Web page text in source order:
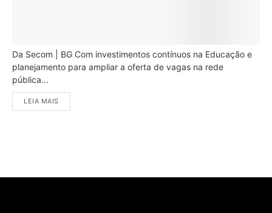
Da Secom | BG Com investimentos contínuos na Educação e
planejamento para ampliar a oferta de vagas na rede
pública...
LEIA MAIS